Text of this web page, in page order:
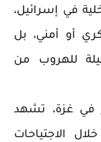
في إسرائيل،
أو أمني، بل
للهروب من
في غزة، تشهد
الاجتياحات